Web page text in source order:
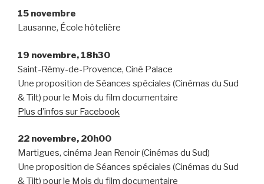
15 novembre
Lausanne, École hôtelière
19 novembre, 18h30
Saint-Rémy-de-Provence, Ciné Palace
Une proposition de Séances spéciales (Cinémas du Sud
& Tilt) pour le Mois du film documentaire
Plus d’infos sur Facebook
22 novembre, 20h00
Martigues, cinéma Jean Renoir (Cinémas du Sud)
Une proposition de Séances spéciales (Cinémas du Sud
& Tilt) pour le Mois du film documentaire